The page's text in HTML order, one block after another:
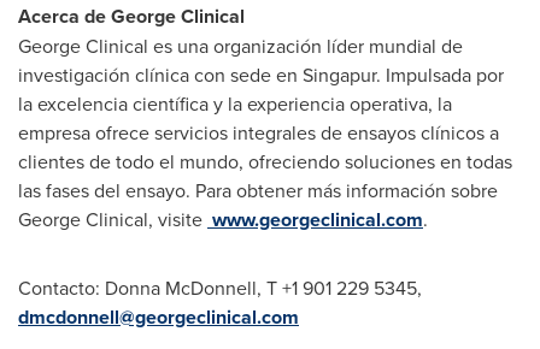
Acerca de George Clinical
George Clinical es una organización líder mundial de
investigación clínica con sede en Singapur. Impulsada por
la excelencia científica y la experiencia operativa, la
empresa ofrece servicios integrales de ensayos clínicos a
clientes de todo el mundo, ofreciendo soluciones en todas
las fases del ensayo. Para obtener más información sobre
George Clinical, visite www.georgeclinical.com.
Contacto: Donna McDonnell, T +1 901 229 5345,
dmcdonnell@georgeclinical.com